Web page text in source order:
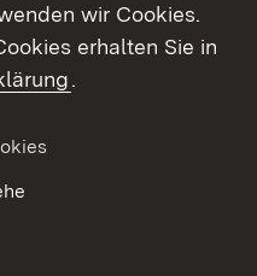
wir Cookies.
erhalten Sie in
.